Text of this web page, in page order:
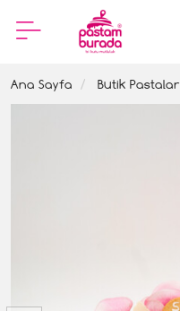
Ana Sayfa Butik Pastalar